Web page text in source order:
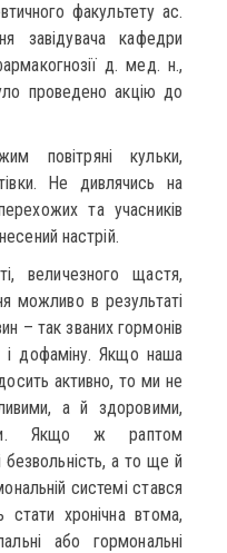
факультету ас.
завідувача кафедри
д. мед. н.,
проведено акцію до
повітряні кульки,
Не дивлячись на
та учасників
настрій.
величезного щастя,
можливо в результаті
– так званих гормонів
і дофаміну. Якщо наша
активно, то ми не
а й здоровими,
Якщо ж раптом
безвольність, а то ще й
системі стався
хронічна втома,
або гормональні